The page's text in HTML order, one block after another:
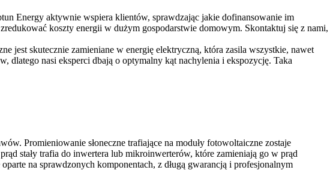
Energy aktywnie wspiera klientów, sprawdzając jakie dofinansowanie im
koszty energii w dużym gospodarstwie domowym. Skontaktuj się z nami,
jest skutecznie zamieniane w energię elektryczną, która zasila wszystkie, nawet
dlatego nasi eksperci dbają o optymalny kąt nachylenia i ekspozycję. Taka
Promieniowanie słoneczne trafiające na moduły fotowoltaiczne zostaje
stały trafia do inwertera lub mikroinwerterów, które zamieniają go w prąd
na sprawdzonych komponentach, z długą gwarancją i profesjonalnym